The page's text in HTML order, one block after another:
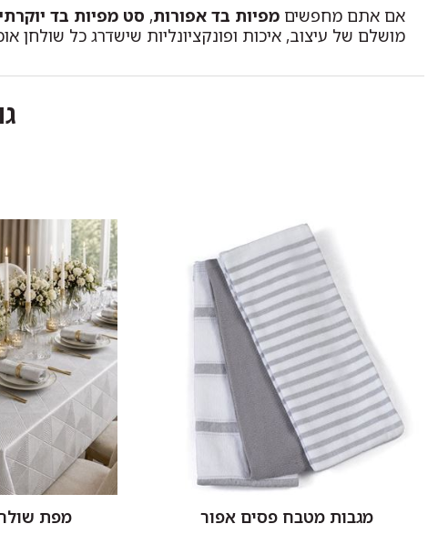
אם אתם מחפשים מפיות בד אפורות, סט מפיות בד
מושלם של עיצוב, איכות ופונקציונליות שישדרג כל שולחן
מגבות מטבח פסים אפור מפת